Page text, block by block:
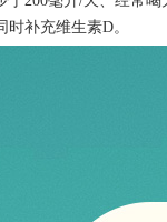
补充维生素D。